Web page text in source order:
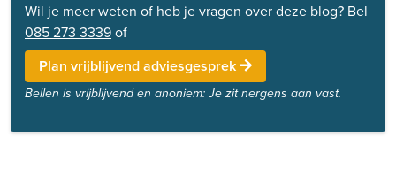
Wil je meer weten of heb je vragen over deze blog? Bel
085 273 3339of
Plan vrijblijvend adviesgesprek
Bellen is vrijblijvend en anoniem: Je zit nergens aan vast.